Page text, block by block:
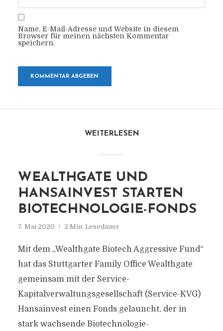
Name, E-Mail-Adresse und Website in diesem
Browser für meinen nächsten Kommentar
speichern.
WEITERLESEN
WEALTHGATE UND
HANSAINVEST STARTEN
BIOTECHNOLOGIE-FONDS
7. Mai 2020 2 Min. Lesedauer
Mit dem „Wealthgate Biotech Aggressive Fund“
hat das Stuttgarter Family Office Wealthgate
gemeinsam mit der Service-
Kapitalverwaltungsgesellschaft (Service-KVG)
Hansainvest einen Fonds gelauncht, der in
stark wachsende Biotechnologie-